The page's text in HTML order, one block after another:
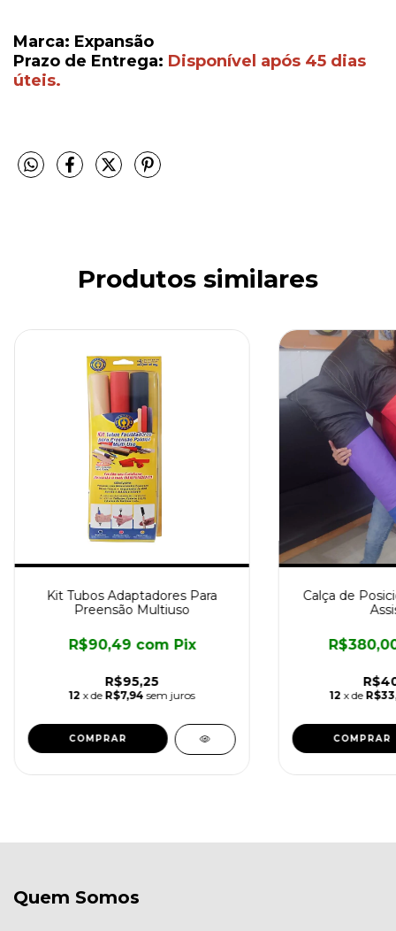
Marca: Expansão
Prazo de Entrega: Disponível após 45 dias
úteis.
Produtos similares
Kit Tubos Adaptadores Para
Preensão Multiuso
R$95,25
R$90,49 com Pix
12 x de R$7,94 sem juros
Calça de
12 x de
Quem Somos